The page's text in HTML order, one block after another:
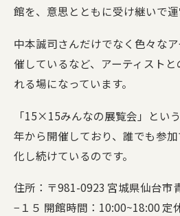
館を、意思とともに受け継いで運
中本誠司さんだけでなく色々な
催しているなど、アーティスト
れる場になっています。
「15×15みんなの展覧会」とい
年から開催しており、誰でも参
化し続けているのです。
住所：〒981-0923 宮城県仙台市
−１５ 開館時間：10:00~18:00 定